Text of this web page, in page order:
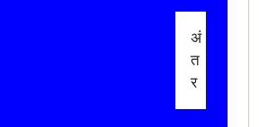
अं
त
र